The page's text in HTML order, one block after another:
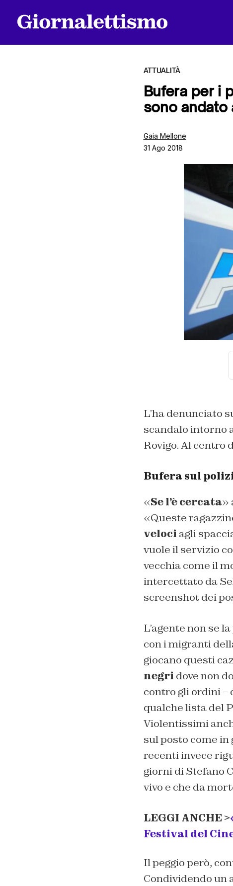
ATTUALITÀ
Bufera per i
sono andato
Gaia Mellone
31 Ago 2018
L’ha denunciato
scandalo intorno
Rovigo. Al centro
Bufera sul
«Se l’è cercata»
«Queste
veloci agli
vuole il servizio
vecchia come il
intercettato da
screenshot dei
L’agente non se
con i migranti
giocano questi
negri dove non
contro gli ordini –
qualche lista del
Violentissimi
sul posto come
recenti invece
giorni di Stefano
vivo e che da
LEGGI ANCHE >
Festival del
Il peggio però,
Condividendo un